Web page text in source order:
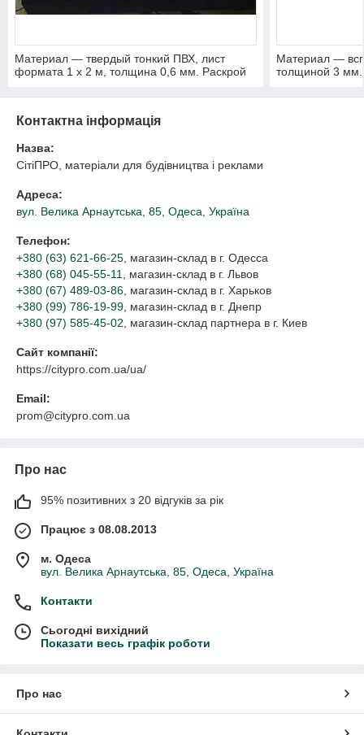
Материал — твердый тонкий ПВХ, лист
формата 1 х 2 м, толщина 0,6 мм. Раскрой
фоторамок.
Материал —
толщиной 3 мм.
Контактна інформація
Назва:
СітіПРО, матеріали для будівництва і реклами
Адреса:
вул. Велика Арнаутська, 85, Одеса, Україна
Телефон:
+380 (63) 621-66-25 , магазин-склад в г. Одесса
+380 (68) 045-55-11
, магазин-склад в г. Львов
+380 (67) 489-03-86 , магазин-склад в г. Харьков
+380 (99) 786-19-99 , магазин-склад в г. Днепр
+380 (97) 585-45-02 , магазин-склад партнера в г. Киев
Сайт компанії:
https://citypro.com.ua/ua/
Email:
prom@citypro.com.ua
Про нас
95% позитивних з 20 відгуків за рік
Працює з 08.08.2013
м. Одеса
вул. Велика Арнаутська, 85, Одеса, Україна
Контакти
Сьогодні вихідний
Показати весь графік роботи
Про нас